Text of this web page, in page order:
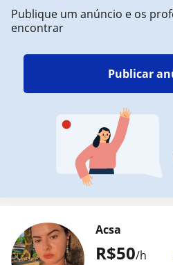
Publique um anúncio e os
encontrar
Publicar
R$50/h
Acsa